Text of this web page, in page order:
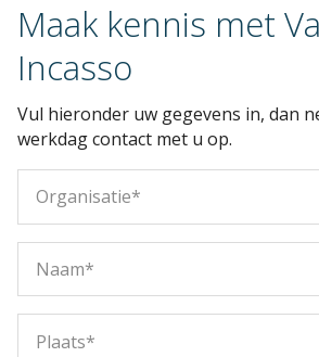
Maak kennis met
Incasso
Vul hieronder uw gegevens in, dan
werkdag contact met u op.